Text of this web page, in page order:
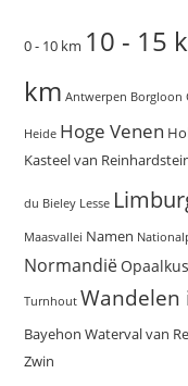
0 - 10 km 10 - 15
km Antwerpen Borgloon
Heide Hoge Venen
Kasteel van
du Bieley Lesse
Maasvallei Namen
Normandië
Turnhout
Bayehon Waterval van
Zwin